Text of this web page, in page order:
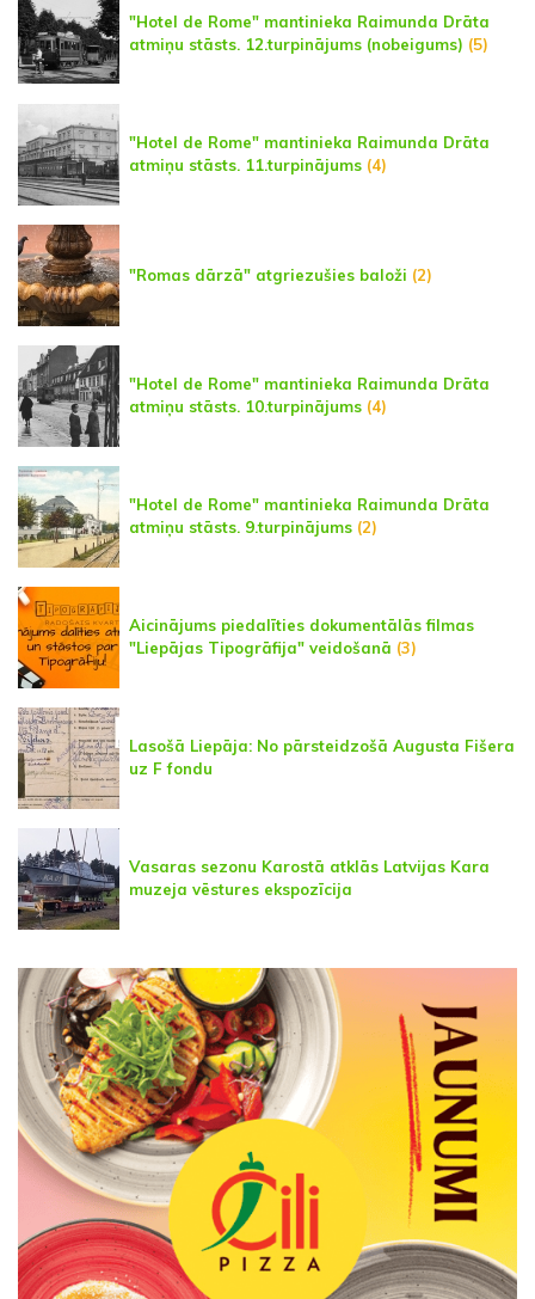
"Hotel de Rome" mantinieka Raimunda Drāta
atmiņu stāsts. 12.turpinājums (nobeigums) (5)
"Hotel de Rome" mantinieka Raimunda Drāta
atmiņu stāsts. 11.turpinājums (4)
"Romas dārzā" atgriezušies baloži (2)
"Hotel de Rome" mantinieka Raimunda Drāta
atmiņu stāsts. 10.turpinājums (4)
"Hotel de Rome" mantinieka Raimunda Drāta
atmiņu stāsts. 9.turpinājums (2)
Aicinājums piedalīties dokumentālās filmas
"Liepājas Tipogrāfija" veidošanā (3)
Lasošā Liepāja: No pārsteidzošā Augusta Fišera
uz F fondu
Vasaras sezonu Karostā atklās Latvijas Kara
muzeja vēstures ekspozīcija